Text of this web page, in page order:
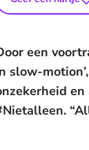
een
slow-